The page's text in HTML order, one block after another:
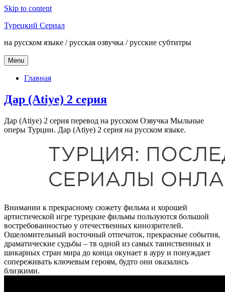
Skip to content
Турецкий Сериал
на русском языке / русская озвучка / русские субтитры
Menu
Главная
Дар (Atiye) 2 серия
Дар (Atiye) 2 серия перевод на русском Озвучка Мыльные
оперы Турции. Дар (Atiye) 2 серия на русском языке.
Внимании к прекрасному сюжету фильма и хорошей
артистической игре турецкие фильмы пользуются большой
востребованностью у отечественных кинозрителей.
Ошеломительный восточный отпечаток, прекрасные события,
драматические судьбы – тв одной из самых таинственных и
шикарных стран мира до конца окунает в ауру и понуждает
сопереживать ключевым героям, будто они оказались
близкими.